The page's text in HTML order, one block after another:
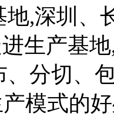
,深圳、
生产基
分切、
模式的